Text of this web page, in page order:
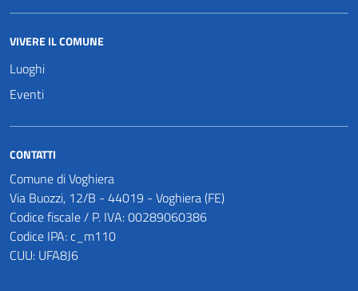
VIVERE IL COMUNE
Luoghi
Eventi
CONTATTI
Comune di Voghiera
Via Buozzi, 12/B - 44019 - Voghiera (FE)
Codice fiscale / P. IVA: 00289060386
Codice IPA: c_m110
CUU: UFA8J6